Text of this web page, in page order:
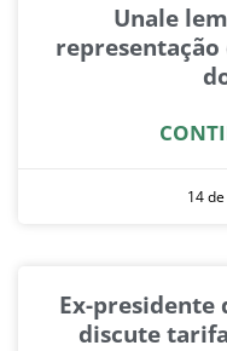
Unale
14
Ex-presidente
discute